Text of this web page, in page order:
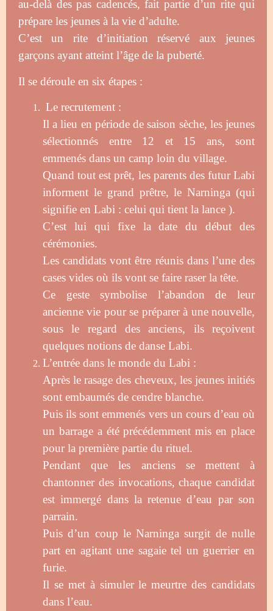
au-delà des pas cadencés, fait partie d’un rite qui
prépare les jeunes à la vie d’adulte.
C’est un rite d’initiation réservé aux jeunes
garçons ayant atteint l’âge de la puberté.
Il se déroule en six étapes :
Le recrutement :
Il a lieu en période de saison sèche, les jeunes
sélectionnés entre 12 et 15 ans, sont
emmenés dans un camp loin du village.
Quand tout est prêt, les parents des futur Labi
informent le grand prêtre, le Narninga (qui
signifie en Labi : celui qui tient la lance ).
C’est lui qui fixe la date du début des
cérémonies.
Les candidats vont être réunis dans l’une des
cases vides où ils vont se faire raser la tête.
Ce geste symbolise l’abandon de leur
ancienne vie pour se préparer à une nouvelle,
sous le regard des anciens, ils reçoivent
quelques notions de danse Labi.
L’entrée dans le monde du Labi :
Après le rasage des cheveux, les jeunes initiés
sont embaumés de cendre blanche.
Puis ils sont emmenés vers un cours d’eau où
un barrage a été précédemment mis en place
pour la première partie du rituel.
Pendant que les anciens se mettent à
chantonner des invocations, chaque candidat
est immergé dans la retenue d’eau par son
parrain.
Puis d’un coup le Narninga surgit de nulle
part en agitant une sagaie tel un guerrier en
furie.
Il se met à simuler le meurtre des candidats
dans l’eau.